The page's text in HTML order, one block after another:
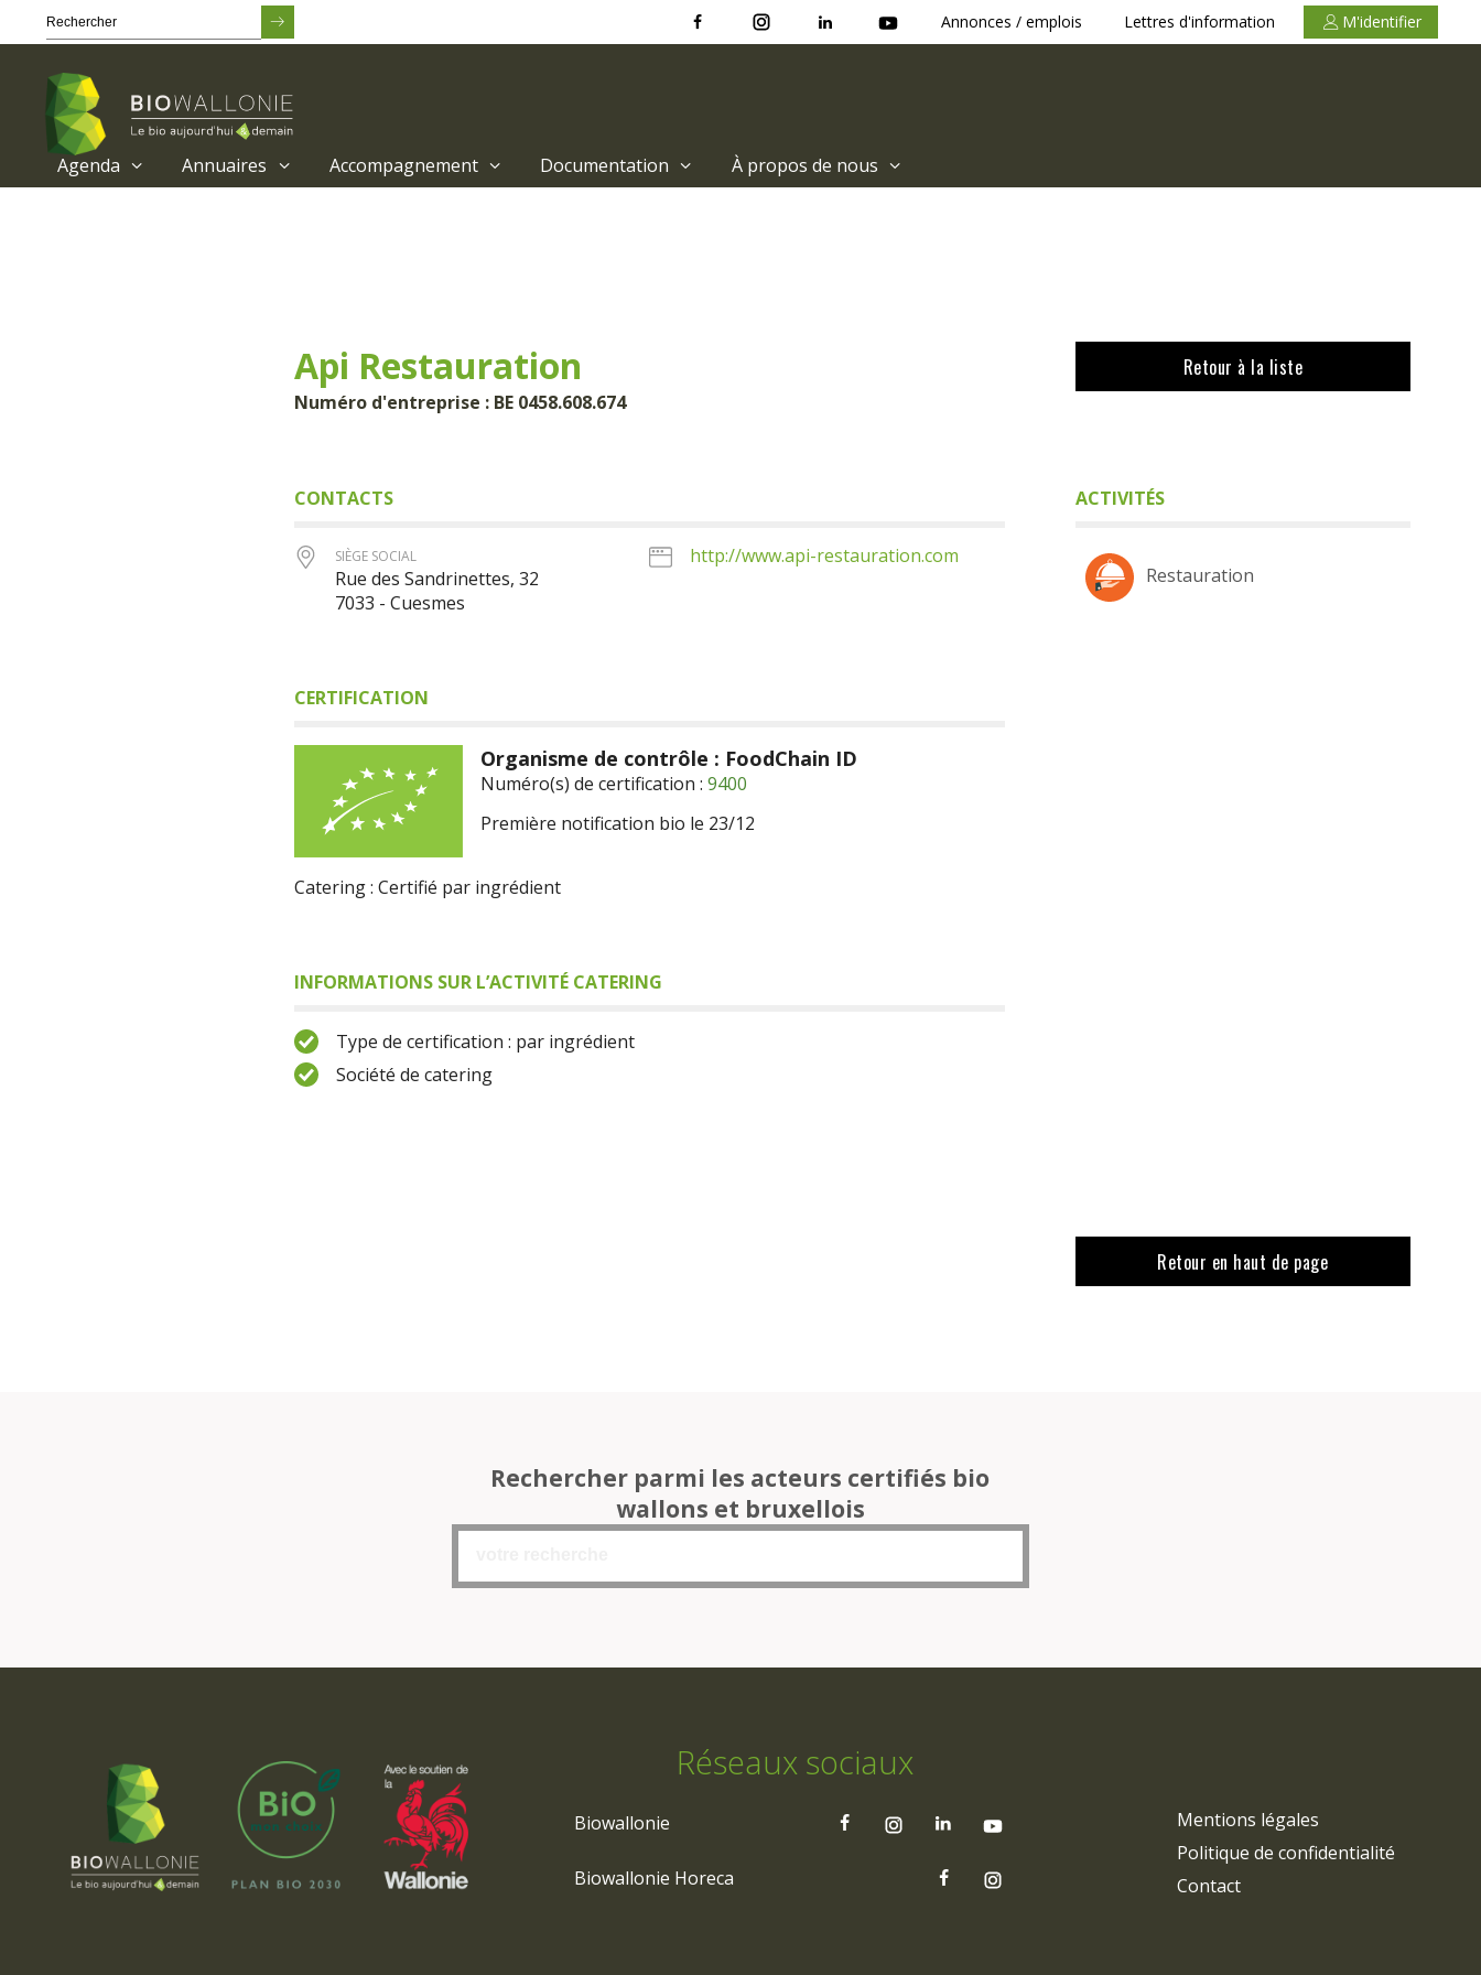
Annonces / emplois Lettres d'information M'identifier
Agenda Annuaires Accompagnement Documentation À propos de nous
Api Restauration
Numéro d'entreprise : BE 0458.608.674
CONTACTS
SIÈGE SOCIAL
Rue des Sandrinettes, 32
7033 - Cuesmes
http://www.api-restauration.com
CERTIFICATION
Organisme de contrôle : FoodChain ID
Numéro(s) de certification : 9400
Première notification bio le 23/12
Catering : Certifié par ingrédient
INFORMATIONS SUR L’ACTIVITÉ CATERING
Type de certification : par ingrédient
Société de catering
Retour à la liste
ACTIVITÉS
Restauration
Retour en haut de page
Rechercher parmi les acteurs certifiés bio
wallons et bruxellois
Réseaux sociaux
Biowallonie
Biowallonie Horeca
Mentions légales
Politique de confidentialité
Contact